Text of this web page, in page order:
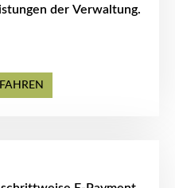
der Verwaltung.